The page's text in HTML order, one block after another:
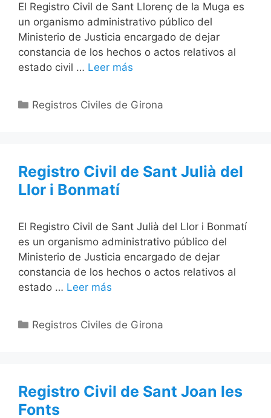
El Registro Civil de Sant Llorenç de la Muga es
un organismo administrativo público del
Ministerio de Justicia encargado de dejar
constancia de los hechos o actos relativos al
estado civil … Leer más
Categorías
Registros Civiles de Girona
Registro Civil de Sant Julià del
Llor i Bonmatí
El Registro Civil de Sant Julià del Llor i Bonmatí
es un organismo administrativo público del
Ministerio de Justicia encargado de dejar
constancia de los hechos o actos relativos al
estado … Leer más
Categorías
Registros Civiles de Girona
Registro Civil de Sant Joan les
Fonts